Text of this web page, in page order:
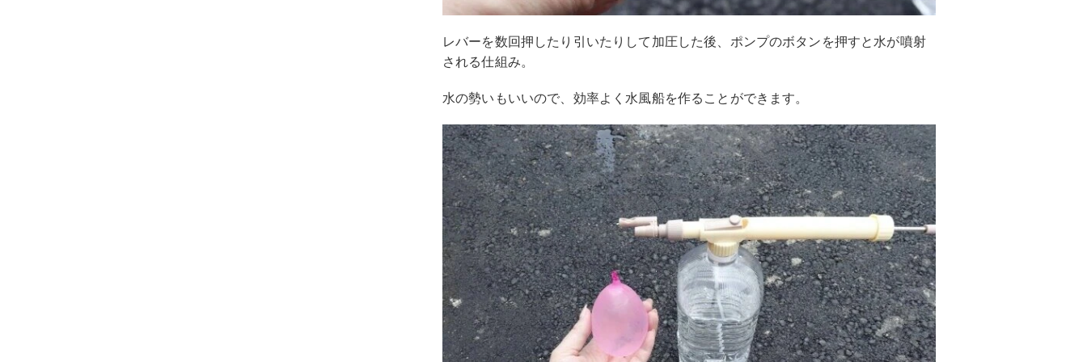
レバーを数回押したり引いたりして加圧した後、ポンプのボタンを押すと水が噴射
される仕組み。
水の勢いもいいので、効率よく水風船を作ることができます。